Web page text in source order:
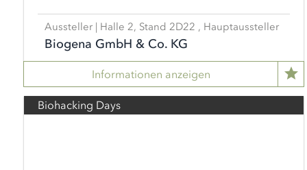
Aussteller | Halle 2, Stand 2D22 , Hauptaussteller
Biogena GmbH & Co. KG
Informationen anzeigen
Biohacking Days